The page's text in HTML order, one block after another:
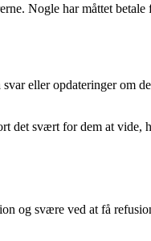
Nogle har måttet
eller opdateringer om
det svært for dem at vide,
og svære ved at få